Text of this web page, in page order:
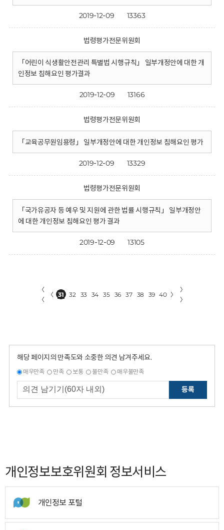
2019-12-09 13363
법령평가전문위원회
「어린이 식생활안전관리 특별법 시행규칙」 일부개정안에 대한 개
인정보 침해요인 평가결과
2019-12-09 13166
법령평가전문위원회
「교육공무원임용령」 일부개정안에 대한 개인정보 침해요인 평가
2019-12-09 13329
법령평가전문위원회
「국가유공자 등 예우 및 지원에 관한 법률 시행규칙」 일부개정안
에 대한 개인정보 침해요인 평가 결과
2019-12-09 13105
〈
〈
〈 31 32 33 34 35 36 37 38 39 40 〉
〉
〉
해당 페이지의 만족도와 소중한 의견 남겨주세요.
매우만족 만족 보통 불만족 매우불만족
등록
개인정보보호위원회 정보서비스
개인정보 포털